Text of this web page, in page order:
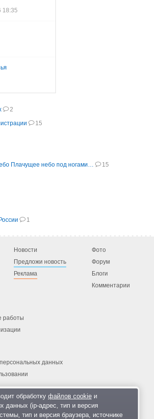
18:35
2
15
Плачущее небо под ногами…
15
1
Новости
Предложи новость
Реклама
Фото
Форум
Блоги
Комментарии
работы
данных
обработку файлов cookieи
данных (ip-адрес, тип и версия
тип и версия браузера, источнике